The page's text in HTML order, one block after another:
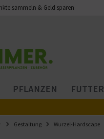
sammeln & Geld sparen
PFLANZEN FUTTER
Gestaltung Wurzel-Hardscape